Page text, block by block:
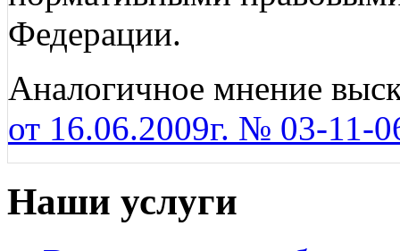
Федерации.
Аналогичное мнение
от 16.06.2009г. № 03-11-
Наши услуги